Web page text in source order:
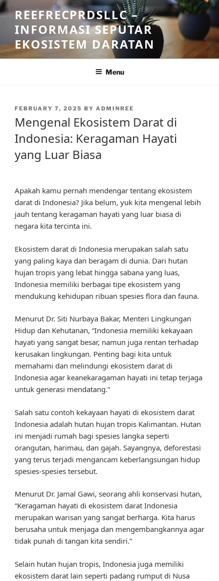
Skip
to
content
REEFRECPRDSLLC –
INFORMASI SEPUTAR
EKOSISTEM DARATAN
Menu
POSTED
FEBRUARY 7, 2025 BY ADMINREE
Mengenal Ekosistem Darat di
Indonesia: Keragaman Hayati
yang Luar Biasa
Apakah kamu pernah mendengar tentang ekosistem
darat di Indonesia? Jika belum, yuk kita mengenal lebih
jauh tentang keragaman hayati yang luar biasa di
negara kita tercinta ini.
Ekosistem darat di Indonesia merupakan salah satu
yang paling kaya dan beragam di dunia. Dari hutan
hujan tropis yang lebat hingga sabana yang luas,
Indonesia memiliki berbagai tipe ekosistem yang
mendukung kehidupan ribuan spesies flora dan fauna.
Menurut Dr. Siti Nurbaya Bakar, Menteri Lingkungan
Hidup dan Kehutanan, “Indonesia memiliki kekayaan
hayati yang sangat besar, namun juga rentan terhadap
kerusakan lingkungan. Penting bagi kita untuk
memahami dan melindungi ekosistem darat di
Indonesia agar keanekaragaman hayati ini tetap terjaga
untuk generasi mendatang.”
Salah satu contoh kekayaan hayati di ekosistem darat
Indonesia adalah hutan hujan tropis Kalimantan. Hutan
ini menjadi rumah bagi spesies langka seperti
orangutan, harimau, dan gajah. Sayangnya, deforestasi
yang terus terjadi mengancam keberlangsungan hidup
spesies-spesies tersebut.
Menurut Dr. Jamal Gawi, seorang ahli konservasi hutan,
“Keragaman hayati di ekosistem darat Indonesia
merupakan warisan yang sangat berharga. Kita harus
berusaha untuk menjaga dan mengembangkannya agar
tidak punah di tangan kita sendiri.”
Selain hutan hujan tropis, Indonesia juga memiliki
ekosistem darat lain seperti padang rumput di Nusa